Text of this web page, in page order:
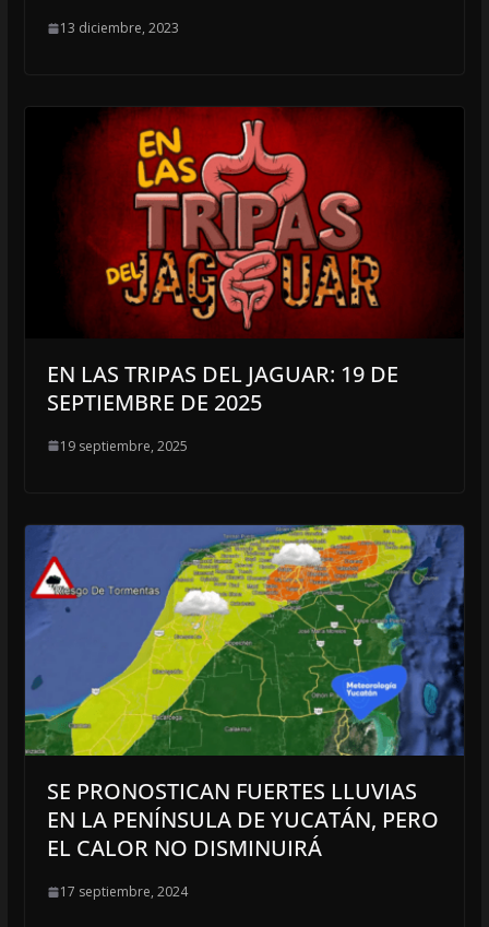
13 diciembre, 2023
EN LAS TRIPAS DEL JAGUAR: 19 DE
SEPTIEMBRE DE 2025
19 septiembre, 2025
SE PRONOSTICAN FUERTES LLUVIAS
EN LA PENÍNSULA DE YUCATÁN, PERO
EL CALOR NO DISMINUIRÁ
17 septiembre, 2024